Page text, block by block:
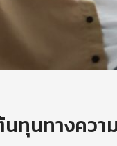
นทุนทางคว